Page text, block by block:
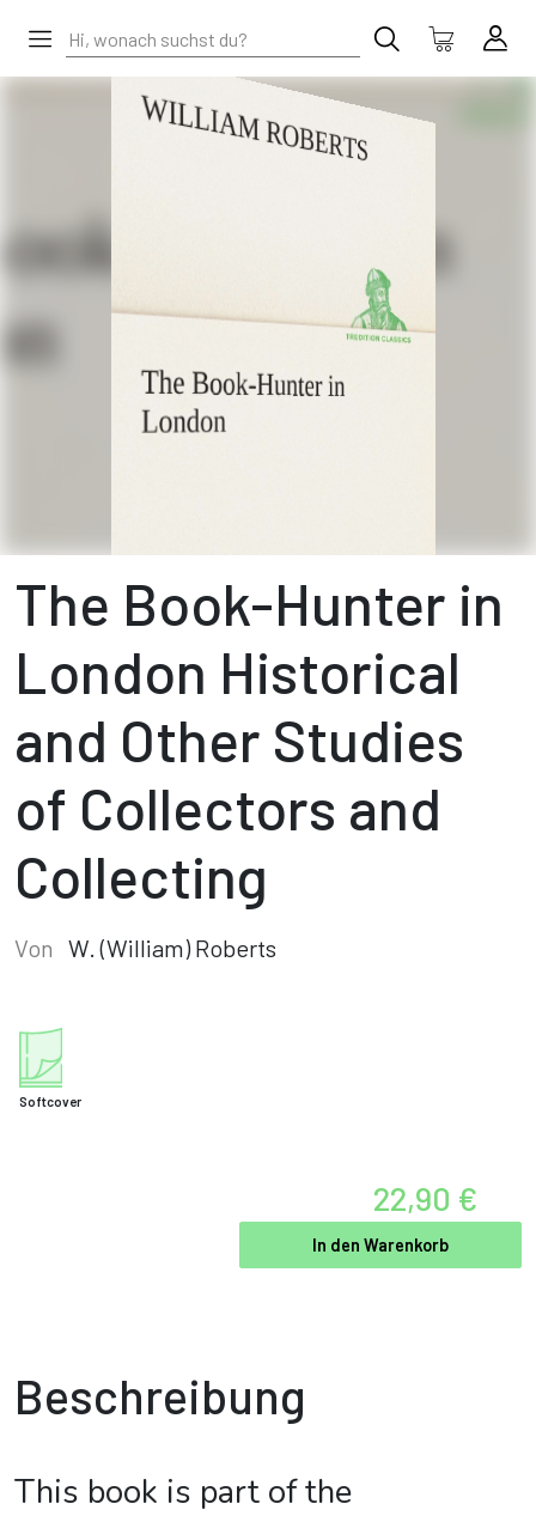
The Book-Hunter in
London Historical
and Other Studies
of Collectors and
Collecting
Von W. (William) Roberts
Softcover
22,90 €
In den Warenkorb
Beschreibung
This book is part of the